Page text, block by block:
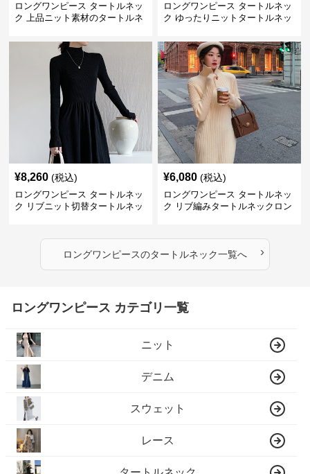
ロングワンピース タートルネッ
ク 上品ニット素材のタートルネ
ロングワンピース タートルネッ
ク ゆったりニットタートルネッ
¥8,260 (税込)
ロングワンピース タートルネッ
ク リブニット切替タートルネッ
¥6,080 (税込)
ロングワンピース タートルネッ
ク リブ編みタートルネックロン
ロングワンピースのタートルネック一覧へ ›
ロングワンピース カテゴリ一覧
ニット
デニム
スウェット
レース